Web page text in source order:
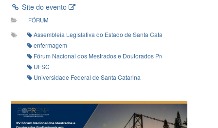
Site do evento
FÓRUM
Assembleia Legislativa do Estado de Santa Catarina (Alesc)
enfermagem
Fórum Nacional dos Mestrados e Doutorados Profissionais em
UFSC
Universidade Federal de Santa Catarina